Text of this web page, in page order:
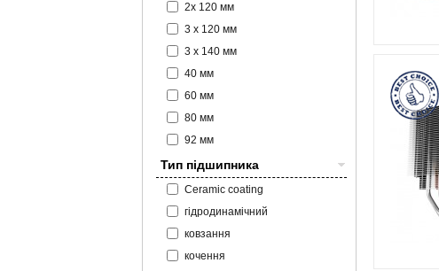
2x 120 мм
3 x 120 мм
3 x 140 мм
40 мм
60 мм
80 мм
92 мм
Тип підшипника
Ceramic coating
гідродинамічний
ковзання
кочення